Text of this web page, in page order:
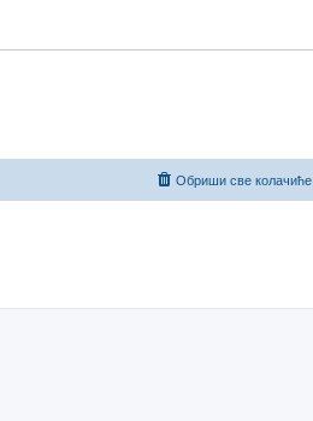
Обриши све